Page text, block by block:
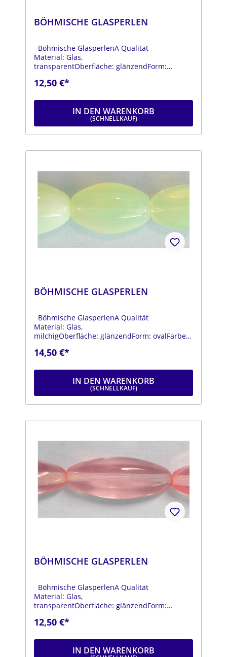
BÖHMISCHE GLASPERLEN
Böhmische GlasperlenA Qualität
Material: Glas,
transparentOberfläche: glänzendForm:
12,50 €*
IN DEN WARENKORB
BÖHMISCHE GLASPERLEN
Böhmische GlasperlenA Qualität
Material: Glas,
milchigOberfläche: glänzendForm: ovalFarbe:
14,50 €*
IN DEN WARENKORB
BÖHMISCHE GLASPERLEN
Böhmische GlasperlenA Qualität
Material: Glas,
transparentOberfläche: glänzendForm:
12,50 €*
IN DEN WARENKORB